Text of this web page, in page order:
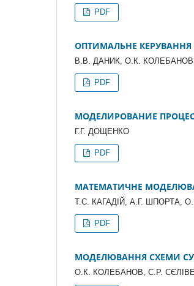
PDF
ОПТИМАЛЬНЕ
В.В. ДАНИК, О.К.
PDF
МОДЕЛИРОВАНИЕ
Г.Г. ДОЩЕНКО
PDF
МАТЕМАТИЧНЕ
Т.С. КАГАДІЙ, А.Г. ШПОРТА,
PDF
МОДЕЛЮВАННЯ СХЕМИ
О.К. КОЛЕБАНОВ, С.Р.